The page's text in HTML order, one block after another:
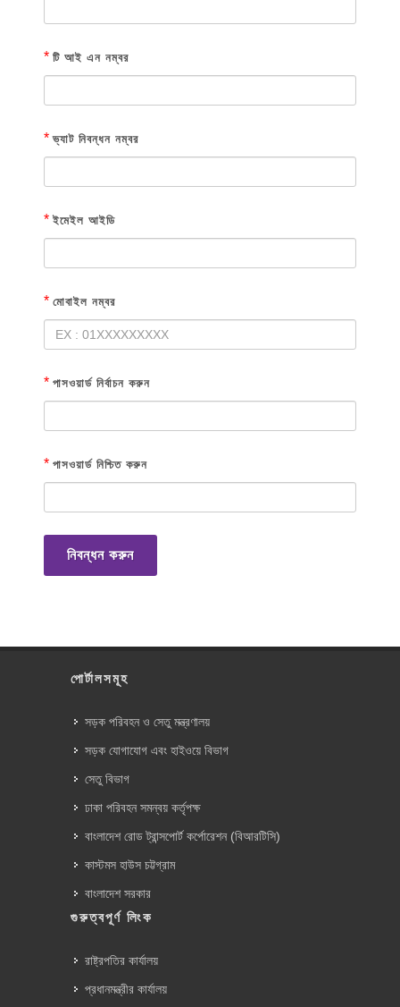
* টি আই এন নম্বর
* ভ্যাট নিবন্ধন নম্বর
* ইমেইল আইডি
* মোবাইল নম্বর
* পাসওয়ার্ড নির্বাচন করুন
* পাসওয়ার্ড নিশ্চিত করুন
নিবন্ধন করুন
পোর্টালসমূহ
সড়ক পরিবহন ও সেতু মন্ত্রণালয়
সড়ক যোগাযোগ এবং হাইওয়ে বিভাগ
সেতু বিভাগ
ঢাকা পরিবহন সমন্বয় কর্তৃপক্ষ
বাংলাদেশ রোড ট্রান্সপোর্ট কর্পোরেশন (বিআরটিসি)
কাস্টমস হাউস চট্টগ্রাম
বাংলাদেশ সরকার
গুরুত্বপূর্ণ লিংক
রাষ্ট্রপতির কার্যালয়
প্রধানমন্ত্রীর কার্যালয়